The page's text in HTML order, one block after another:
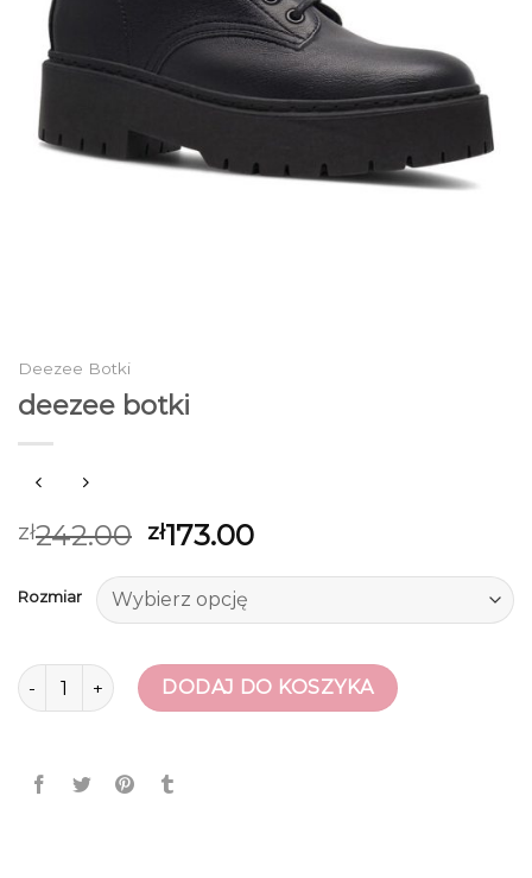
Deezee Botki
deezee botki
zł242.00 zł173.00
Rozmiar
ilość deezee botkiDODAJ DO KOSZYKA